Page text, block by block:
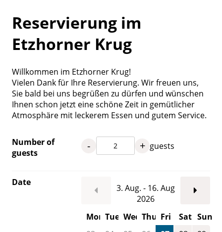
Reservierung im
Etzhorner Krug
Willkommen im Etzhorner Krug!
Vielen Dank für Ihre Reservierung. Wir freuen uns,
Sie bald bei uns begrüßen zu dürfen und wünschen
Ihnen schon jetzt eine schöne Zeit in gemütlicher
Atmosphäre mit leckerem Essen und gutem Service.
Number of
guests
- + guests
Date
3. Aug. - 16. Aug
2026
Mon Tue Wed Thu Fri Sat Sun